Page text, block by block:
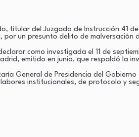
titular del Juzgado de Instrucción 41
por un presunto delito de
como investigada el 11 de
emitido en junio, que respaldó la
General de Presidencia del
institucionales, de protocolo y